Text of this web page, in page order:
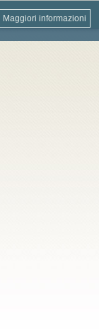
Maggiori informazioni